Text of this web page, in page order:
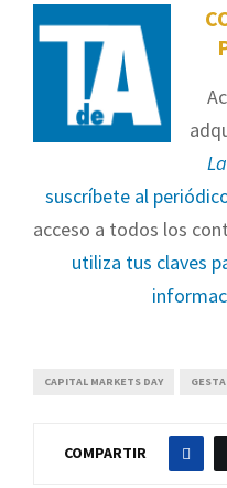
suscríbete al
acceso a todos los
utiliza tus claves
CAPITAL MARKETS DAY
COMPARTIR